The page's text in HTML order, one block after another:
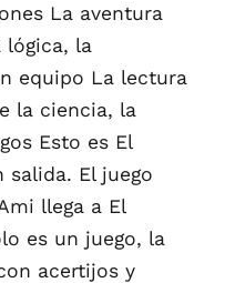
La aventura
la
equipo La lectura
la ciencia, la
Esto es El
salida. El juego
llega a El
es un juego, la
acertijos y